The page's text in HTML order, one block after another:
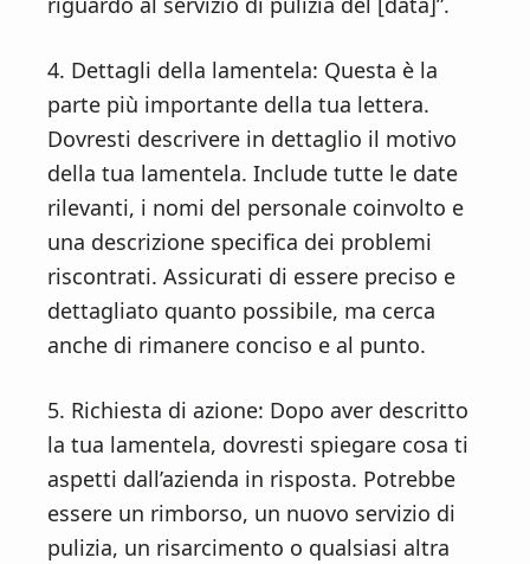
4. Dettagli della lamentela: Questa è la
parte più importante della tua lettera.
Dovresti descrivere in dettaglio il motivo
della tua lamentela. Include tutte le date
rilevanti, i nomi del personale coinvolto e
una descrizione specifica dei problemi
riscontrati. Assicurati di essere preciso e
dettagliato quanto possibile, ma cerca
anche di rimanere conciso e al punto.
5. Richiesta di azione: Dopo aver descritto
la tua lamentela, dovresti spiegare cosa ti
aspetti dall’azienda in risposta. Potrebbe
essere un rimborso, un nuovo servizio di
pulizia, un risarcimento o qualsiasi altra